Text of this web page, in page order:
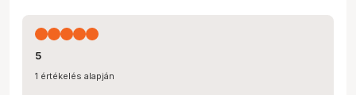
5
1 értékelés alapján